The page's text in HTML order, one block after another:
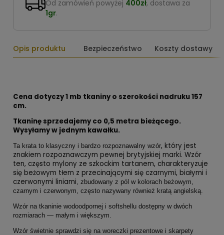
Od zamówień powyżej 400zł, dostawa za
1gr.
Opis produktu Bezpieczeństwo Koszty dostawy
Cena dotyczy 1 mb tkaniny o szerokości nadruku 157
cm.
Tkaninę sprzedajemy co 0,5 metra bieżącego.
Wysyłamy w jednym kawałku.
Ta krata to klasyczny i bardzo rozpoznawalny wzór, który jest
znakiem rozpoznawczym pewnej brytyjskiej marki. Wzór
ten, często mylony ze szkockim tartanem, charakteryzuje
się beżowym tłem z przecinającymi się czarnymi, białymi i
czerwonymi liniami , zbudowany z pól w kolorach beżowym,
czarnym i czerwonym, często nazywany również kratą angielską.
Wzór na tkaninie wodoodpornej i softshellu dostępny w dwóch
rozmiarach — małym i większym.
Wzór świetnie sprawdzi się na woreczki prezentowe i skarpety